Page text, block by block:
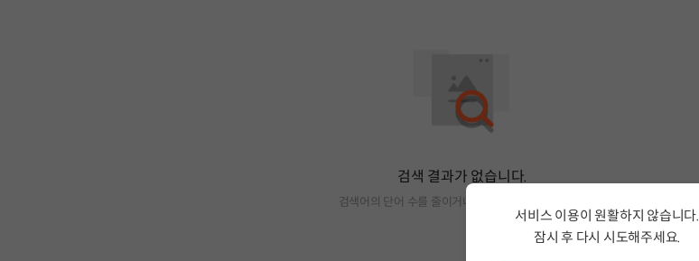
검색 결과가 없습니다.
검색어의 단어 수를 줄이거나 필터조건을 변경하세요.
서비스 이용이 원활하지 않습니다.
잠시 후 다시 시도해주세요.